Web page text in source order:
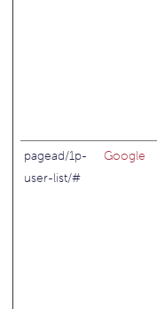
pagead/1p-
user-list/#
Google